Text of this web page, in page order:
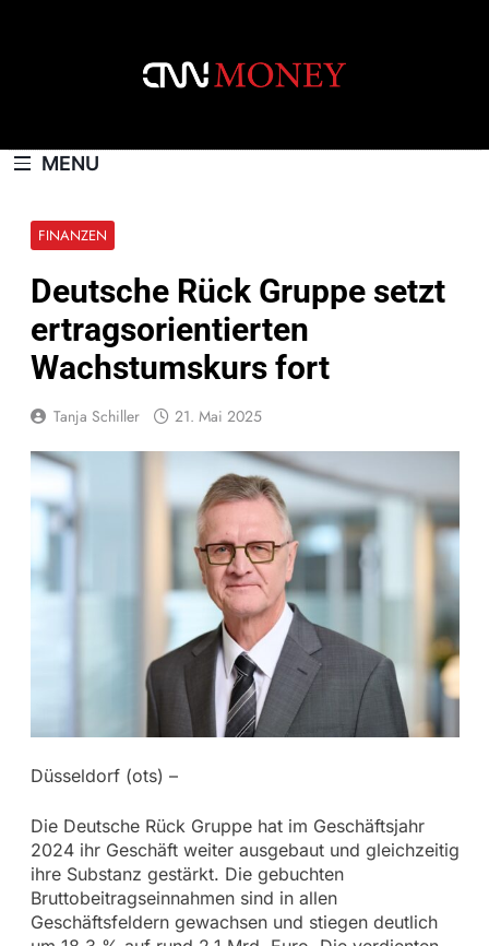
MENU
FINANZEN
Deutsche Rück Gruppe setzt
ertragsorientierten
Wachstumskurs fort
Tanja Schiller 21. Mai 2025
Düsseldorf (ots) –
Die Deutsche Rück Gruppe hat im Geschäftsjahr
2024 ihr Geschäft weiter ausgebaut und gleichzeitig
ihre Substanz gestärkt. Die gebuchten
Bruttobeitragseinnahmen sind in allen
Geschäftsfeldern gewachsen und stiegen deutlich